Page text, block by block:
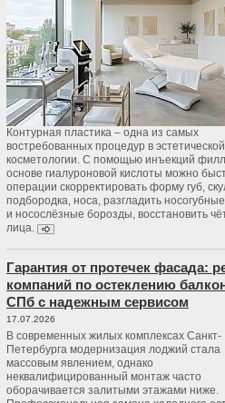
Контурная пластика – одна из самых
востребованных процедур в эстетической
косметологии. С помощью инъекций
основе гиалуроновой кислоты можно
операции скорректировать форму губ,
подбородка, носа, разгладить
и носослёзные борозды, восстановить
лица.
Гарантия от протечек фасада:
компаний по остеклению
СПб с надежным сервисом
17.07.2026
В современных жилых комплексах Санкт-
Петербурга модернизация лоджий стала
массовым явлением, однако
неквалифицированный монтаж часто
оборачивается залитыми этажами ниже.